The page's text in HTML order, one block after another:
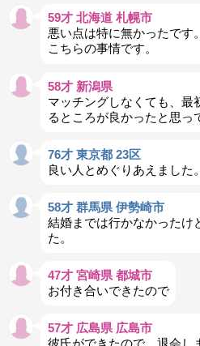
59才 北海道 札幌市
悪い点は特に無かったです。
こちらの事情です。
58才 新潟県
マッチングしなくても、最
るところが良かったと思っ
76才 東京都 23区
良い人とめぐりあえました。
58才 群馬県 伊勢崎市
結婚までは行かなかったけ
た。
47才 宮崎県 都城市
お付き合いできたので
57才 広島県 広島市
彼氏ができたので、退会し